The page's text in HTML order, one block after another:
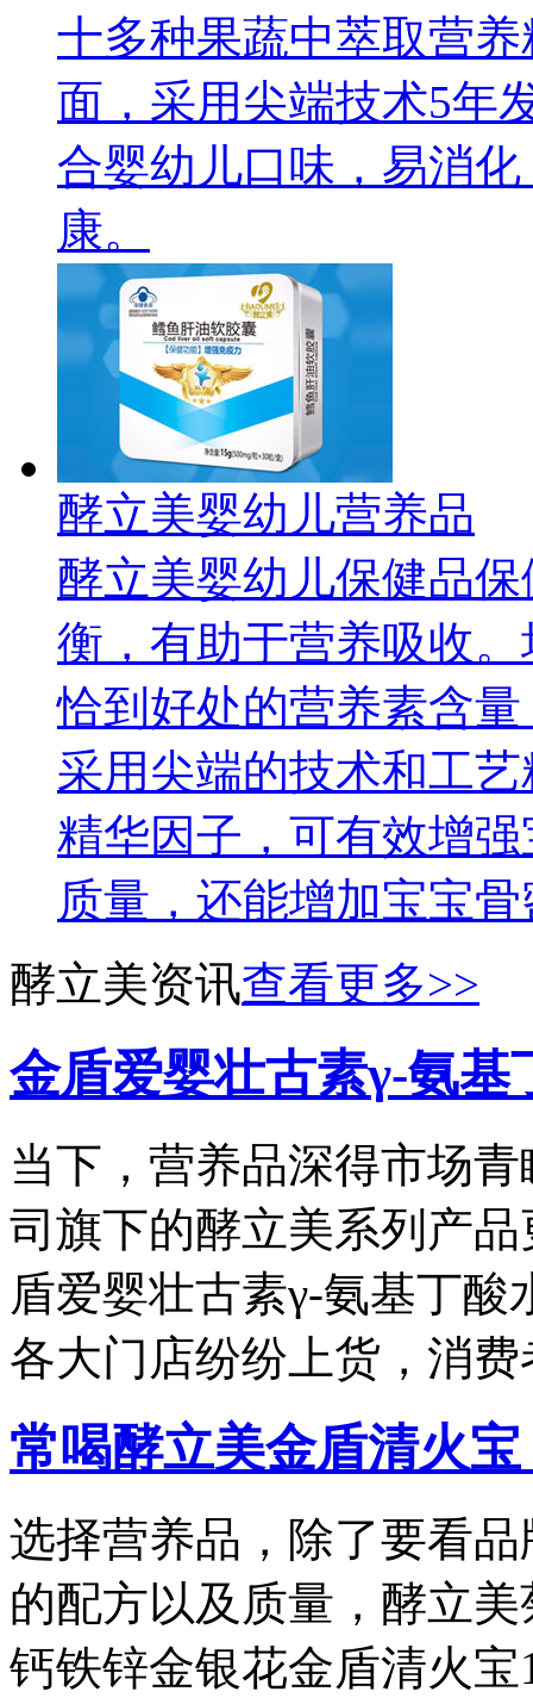
十多种果蔬中萃取营
面，采用尖端技术5年
合婴幼儿口味，易消
康。
酵立美婴幼儿营养品
酵立美婴幼儿保健品
衡，有助于营养吸收
恰到好处的营养素含
采用尖端的技术和工
精华因子，可有效增
质量，还能增加宝宝
酵立美资讯查看更多>>
金盾爱婴壮古素γ-氨
当下，营养品深得市场
司旗下的酵立美系列产
盾爱婴壮古素γ-氨基丁
各大门店纷纷上货，消
常喝酵立美金盾清火
选择营养品，除了要看
的配方以及质量，酵立
钙铁锌金银花金盾清火